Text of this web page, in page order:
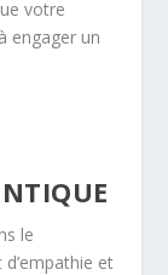
votre
engager un
le
et